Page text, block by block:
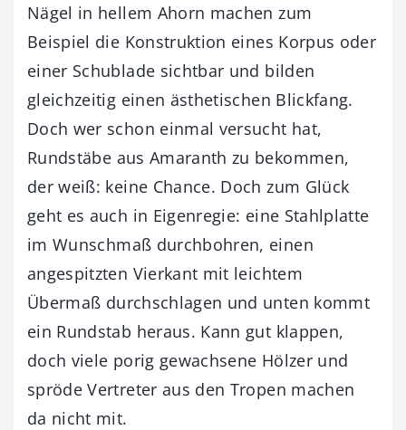
Nägel in hellem Ahorn machen zum
Beispiel die Konstruktion eines Korpus oder
einer Schublade sichtbar und bilden
gleichzeitig einen ästhetischen Blickfang.
Doch wer schon einmal versucht hat,
Rundstäbe aus Amaranth zu bekommen,
der weiß: keine Chance. Doch zum Glück
geht es auch in Eigenregie: eine Stahlplatte
im Wunschmaß durchbohren, einen
angespitzten Vierkant mit leichtem
Übermaß durchschlagen und unten kommt
ein Rundstab heraus. Kann gut klappen,
doch viele porig gewachsene Hölzer und
spröde Vertreter aus den Tropen machen
da nicht mit.